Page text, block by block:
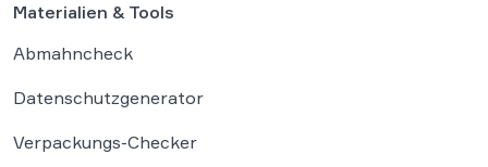
Materialien & Tools
Abmahncheck
Datenschutzgenerator
Verpackungs-Checker